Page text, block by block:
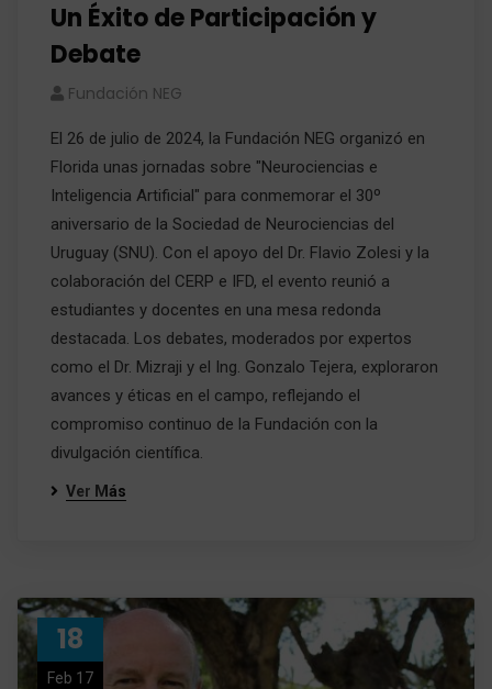
Un Éxito de Participación y
Debate
Fundación NEG
El 26 de julio de 2024, la Fundación NEG organizó en
Florida unas jornadas sobre "Neurociencias e
Inteligencia Artificial" para conmemorar el 30º
aniversario de la Sociedad de Neurociencias del
Uruguay (SNU). Con el apoyo del Dr. Flavio Zolesi y la
colaboración del CERP e IFD, el evento reunió a
estudiantes y docentes en una mesa redonda
destacada. Los debates, moderados por expertos
como el Dr. Mizraji y el Ing. Gonzalo Tejera, exploraron
avances y éticas en el campo, reflejando el
compromiso continuo de la Fundación con la
divulgación científica.
Ver Más
18
Feb 17